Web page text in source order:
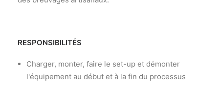
RESPONSIBILITÉS
Charger, monter, faire le set-up et démonter
l'équipement au début et à la fin du processus